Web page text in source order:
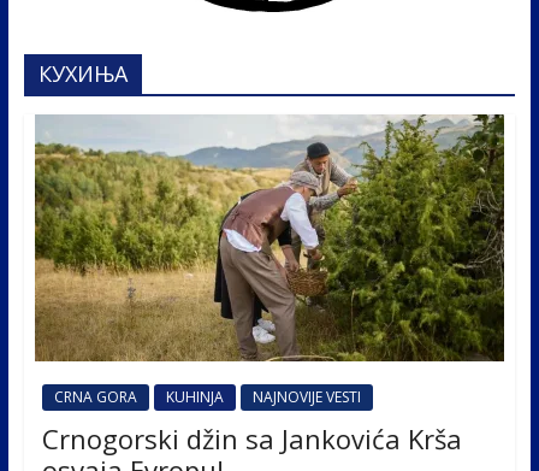
КУХИЊА
CRNA GORA KUHINJA NAJNOVIJE VESTI
Crnogorski džin sa Jankovića Krša